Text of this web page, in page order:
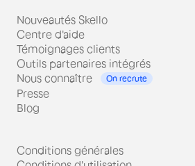
Nouveautés Skello
Centre d'aide
Témoignages clients
Outils partenaires intégrés
Nous connaître
On recrute
Presse
Blog
Conditions générales